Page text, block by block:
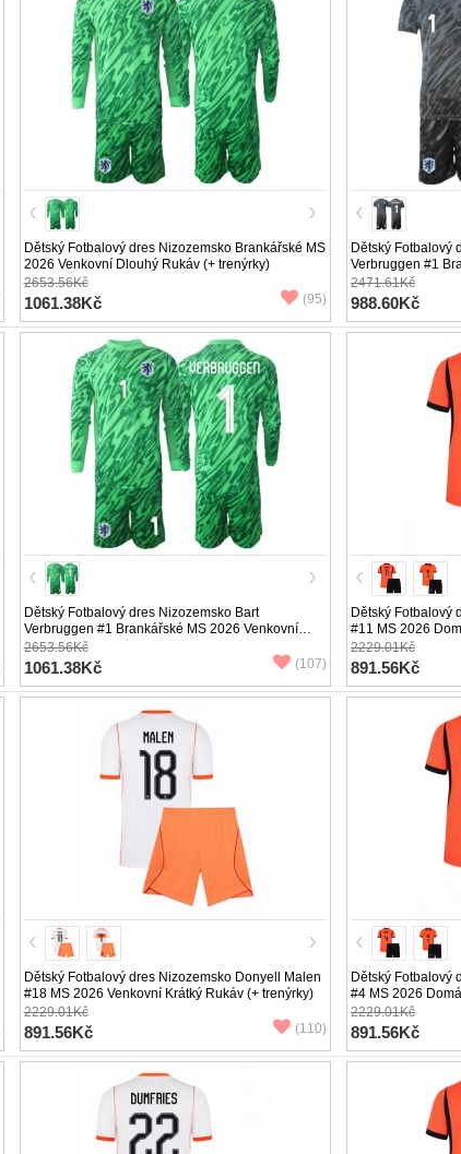
Dětský Fotbalový dres Nizozemsko Brankářské MS
2026 Venkovní Dlouhý Rukáv (+ trenýrky)
2653.56Kč
1061.38Kč (95)
Dětský Fotbalový
Verbruggen #1
Krátký Rukáv (+
2471.61Kč
988.60Kč
Dětský Fotbalový dres Nizozemsko Bart
Verbruggen #1 Brankářské MS 2026 Venkovní
Dlouhý Rukáv (+ trenýrky)
2653.56Kč
1061.38Kč (107)
Dětský Fotbalový
#11 MS 2026
2229.01Kč
891.56Kč
Dětský Fotbalový dres Nizozemsko Donyell Malen
#18 MS 2026 Venkovní Krátký Rukáv (+ trenýrky)
2229.01Kč
891.56Kč (110)
Dětský Fotbalový
#4 MS 2026
2229.01Kč
891.56Kč